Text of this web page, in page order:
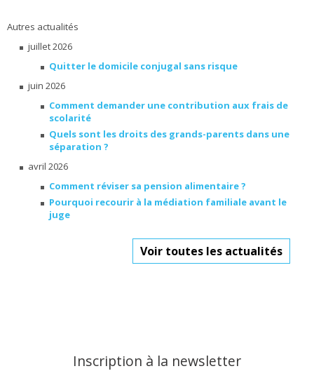
Autres actualités
juillet 2026
Quitter le domicile conjugal sans risque
juin 2026
Comment demander une contribution aux frais de
scolarité
Quels sont les droits des grands-parents dans une
séparation ?
avril 2026
Comment réviser sa pension alimentaire ?
Pourquoi recourir à la médiation familiale avant le
juge
Voir toutes les actualités
Inscription à la newsletter